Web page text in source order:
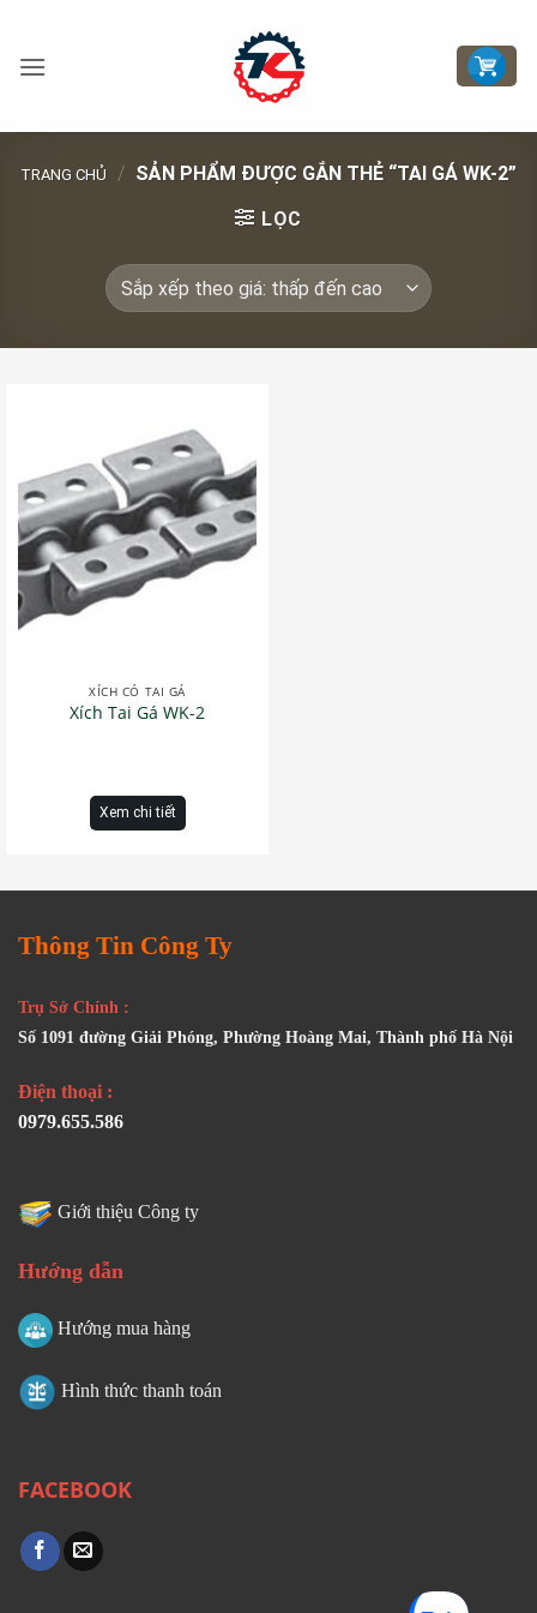
nội
TRANG CHỦ / SẢN PHẨM ĐƯỢC GẮN THẺ “TAI GÁ WK-2”
LỌC
XÍCH CÓ TAI GÁ
Xích Tai Gá WK-2
Xem chi tiết
Thông Tin Công Ty
Trụ Sở Chính :
Số 1091 đường Giải Phóng, Phường Hoàng Mai, Thành phố Hà Nội
Điện thoại :
0979.655.586
Giới thiệu Công ty
Hướng dẫn
Hướng mua hàng
Hình thức thanh toán
FACEBOOK